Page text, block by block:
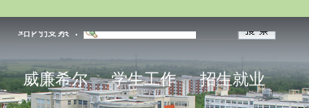
站内搜索：
威廉希尔 学生工作 招生就业